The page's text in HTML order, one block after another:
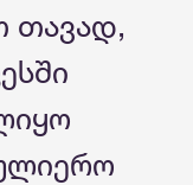
თავად,